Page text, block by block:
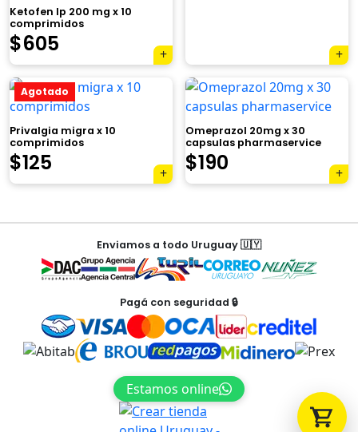
Ketofen lp 200 mg x 10
comprimidos
$605
$740.$425.
Agotado
Privalgia migra x 10
comprimidos
El
precio
original
$248.
$125
precio
actual
$125.
Omeprazol 20mg x 30
capsulas pharmaservice
El
precio
original
era:
$465.
$190
precio
actual
es:
$190.
Navegación
entradas
Enviamos a todo Uruguay 🇺🇾
Pagá con seguridad 🔒
Estamos online
×
Tu carrito está vacío.